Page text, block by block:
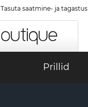
Tasuta saatmine- ja tagastus
Prillid